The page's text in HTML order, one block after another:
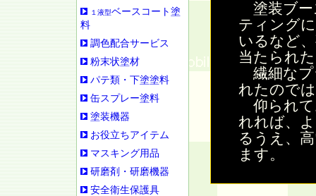
塗装ブー
ティング
いるなど
当たられ
繊細なプ
れたので
仰られて
れれば、
るうえ、
ます。
１液型ベースコート塗
料
調色配合サービス
粉末状塗材
パテ類・下塗塗料
缶スプレー塗料
塗装機器
お役立ちアイテム
マスキング用品
研磨剤・研磨機器
安全衛生保護具